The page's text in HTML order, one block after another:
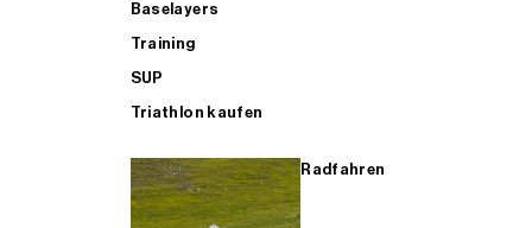
Baselayers
Training
SUP
Triathlon kaufen
Radfahren